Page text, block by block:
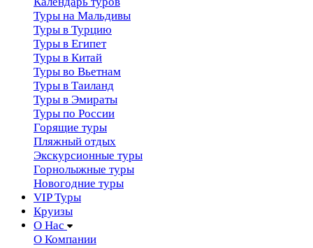
Туры на Мальдивы
Туры в Турцию
Туры в Египет
Туры в Китай
Туры во Вьетнам
Туры в Таиланд
Туры в Эмираты
Туры по России
Горящие туры
Пляжный отдых
Экскурсионные туры
Горнолыжные туры
Новогодние туры
VIP Туры
Круизы
О Нас
О Компании